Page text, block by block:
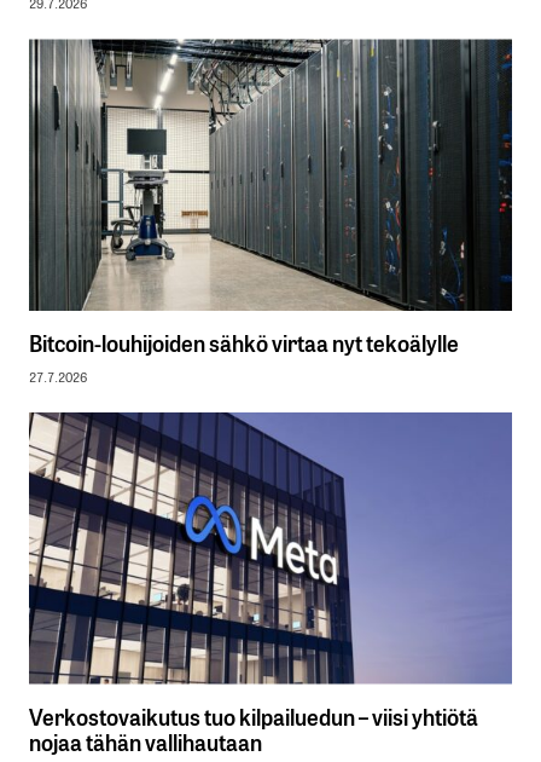
Bitcoin-louhijoiden sähkö virtaa nyt tekoälylle
27.7.2026
Verkostovaikutus tuo kilpailuedun – viisi yhtiötä
nojaa tähän vallihautaan